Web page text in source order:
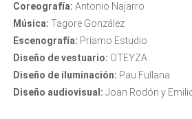
Coreografía: Antonio Najarro
Música: Tagore González
Escenografía: Príamo Estudio
Diseño de vestuario: OTEYZA
Diseño de iluminación: Pau Fullana
Diseño audiovisual: Joan Rodón y